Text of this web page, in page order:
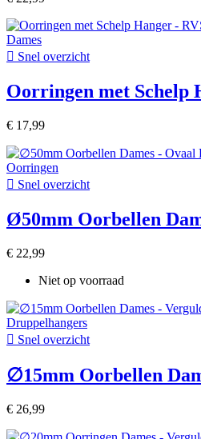
 Snel overzicht
Oorringen met Schelp
€ 17,99
 Snel overzicht
Ø50mm Oorbellen
€ 22,99
Niet op voorraad
 Snel overzicht
∅15mm Oorbellen
€ 26,99